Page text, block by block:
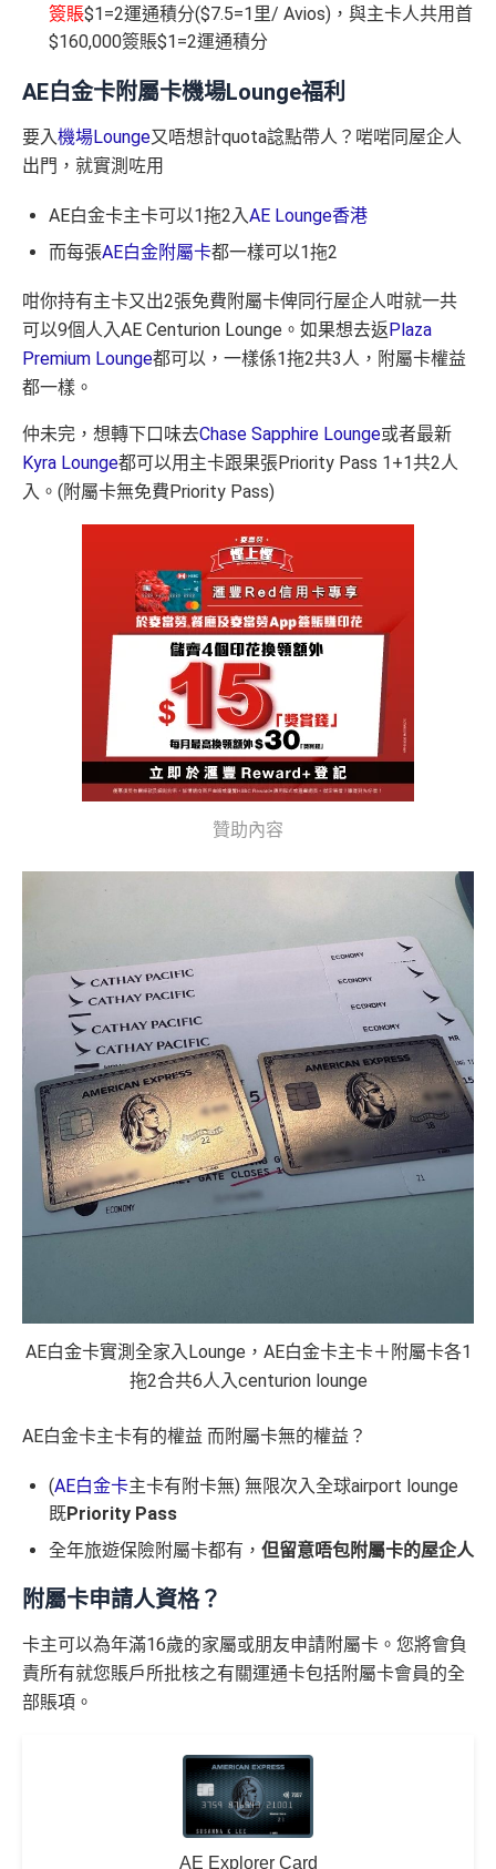
簽賬$1=2運通積分($7.5=1里/ Avios)，與主卡人共用首
$160,000簽賬$1=2運通積分
AE白金卡附屬卡機場Lounge福利
要入機場Lounge又唔想計quota諗點帶人？啱啱同屋企人
出門，就實測咗用
AE白金卡主卡可以1拖2入AE Lounge香港
而每張AE白金附屬卡都一樣可以1拖2
咁你持有主卡又出2張免費附屬卡俾同行屋企人咁就一共
可以9個人入AE Centurion Lounge。如果想去返Plaza
Premium Lounge都可以，一樣係1拖2共3人，附屬卡權益
都一樣。
仲未完，想轉下口味去Chase Sapphire Lounge或者最新
Kyra Lounge都可以用主卡跟果張Priority Pass 1+1共2人
入。(附屬卡無免費Priority Pass)
贊助內容
AE白金卡實測全家入Lounge，AE白金卡主卡＋附屬卡各1
拖2合共6人入centurion lounge
AE白金卡主卡有的權益 而附屬卡無的權益？
(AE白金卡主卡有附卡無) 無限次入全球airport lounge
既Priority Pass
全年旅遊保險附屬卡都有， 但留意唔包附屬卡的屋企人
附屬卡申請人資格？
卡主可以為年滿16歲的家屬或朋友申請附屬卡。您將會負
責所有就您賬戶所批核之有關運通卡包括附屬卡會員的全
部賬項。
AE Explorer Card